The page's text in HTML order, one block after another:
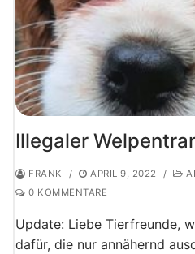
Illegaler
FRANK / APRIL 9, 2022 /
0 KOMMENTARE
Update: Liebe Tierfreunde,
dafür, die nur annähernd